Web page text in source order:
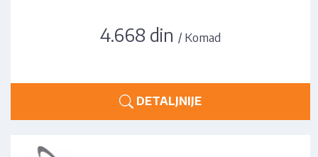
4.668 din / Komad
DETALJNIJE